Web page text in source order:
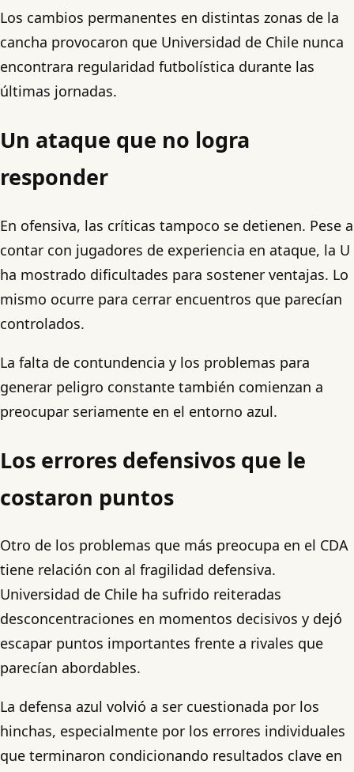
Los cambios permanentes en distintas zonas de la
cancha provocaron que Universidad de Chile nunca
encontrara regularidad futbolística durante las
últimas jornadas.
Un ataque que no logra
responder
En ofensiva, las críticas tampoco se detienen. Pese a
contar con jugadores de experiencia en ataque, la U
ha mostrado dificultades para sostener ventajas. Lo
mismo ocurre para cerrar encuentros que parecían
controlados.
La falta de contundencia y los problemas para
generar peligro constante también comienzan a
preocupar seriamente en el entorno azul.
Los errores defensivos que le
costaron puntos
Otro de los problemas que más preocupa en el CDA
tiene relación con al fragilidad defensiva.
Universidad de Chile ha sufrido reiteradas
desconcentraciones en momentos decisivos y dejó
escapar puntos importantes frente a rivales que
parecían abordables.
La defensa azul volvió a ser cuestionada por los
hinchas, especialmente por los errores individuales
que terminaron condicionando resultados clave en